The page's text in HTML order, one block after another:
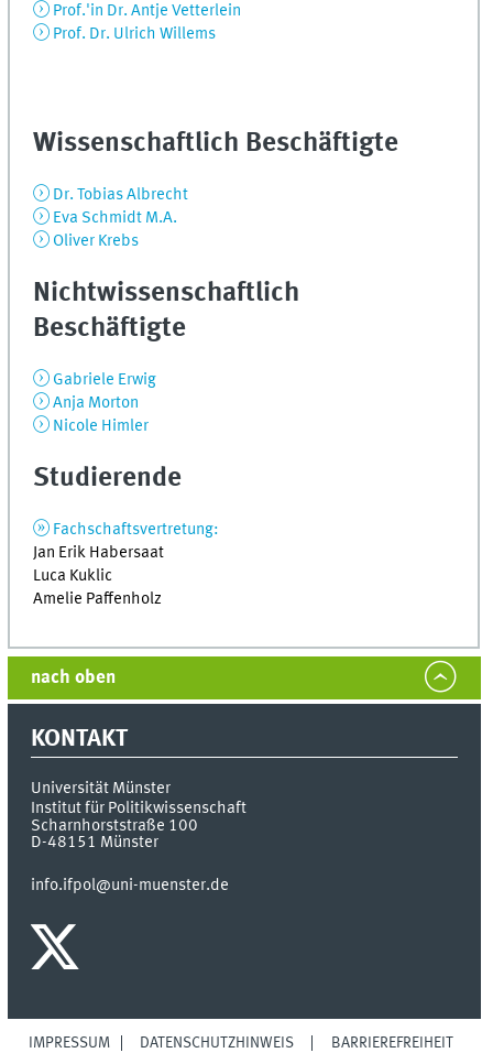
Prof.'in Dr. Antje Vetterlein
Prof. Dr. Ulrich Willems
Wissenschaftlich Beschäftigte
Dr. Tobias Albrecht
Eva Schmidt M.A.
Oliver Krebs
Nichtwissenschaftlich
Beschäftigte
Gabriele Erwig
Anja Morton
Nicole Himler
Studierende
Fachschaftsvertretung:
Jan Erik Habersaat
Luca Kuklic
Amelie Paffenholz
nach oben
KONTAKT
Universität Münster
Institut für Politikwissenschaft
Scharnhorststraße 100
D-48151 Münster
info.ifpol@uni-muenster.de
IMPRESSUM DATENSCHUTZHINWEIS BARRIEREFREIHEIT